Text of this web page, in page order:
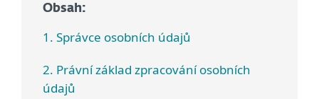
Obsah:
1. Správce osobních údajů
2. Právní základ zpracování osobních
údajů